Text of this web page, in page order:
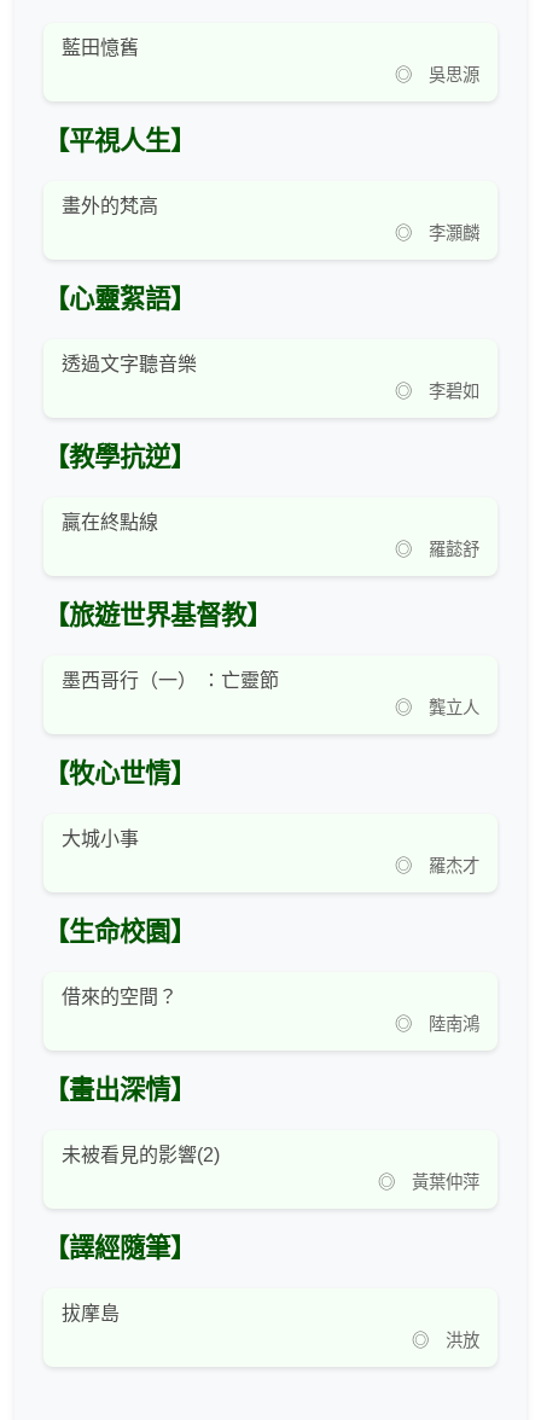
藍田憶舊
◎ 吳思源
【平視人生】
畫外的梵高
◎ 李灝麟
【心靈絮語】
透過文字聽音樂
◎ 李碧如
【教學抗逆】
贏在終點線
◎ 羅懿舒
【旅遊世界基督教】
墨西哥行（一） ：亡靈節
◎ 龔立人
【牧心世情】
大城小事
◎ 羅杰才
【生命校園】
借來的空間？
◎ 陸南鴻
【畫出深情】
未被看見的影響(2)
◎ 黃葉仲萍
【譯經隨筆】
拔摩島
◎ 洪放